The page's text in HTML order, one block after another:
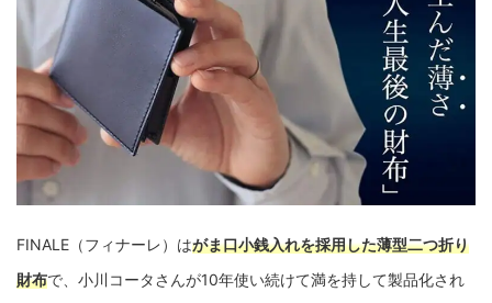
FINALE（フィナーレ）はがま口小銭入れを採用した薄型二つ折り
財布で、小川コータさんが10年使い続けて満を持して製品化され